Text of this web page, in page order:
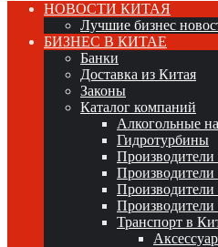
НОВОСТИ КИТАЯ
Лучшие бизнес
БИЗНЕС В КИТАЕ
Банки
Доставка из Китая
Законы
Каталог компаний
Алкогольные
Гидротурбины
Производители
Производители
Производители
Транспорт в